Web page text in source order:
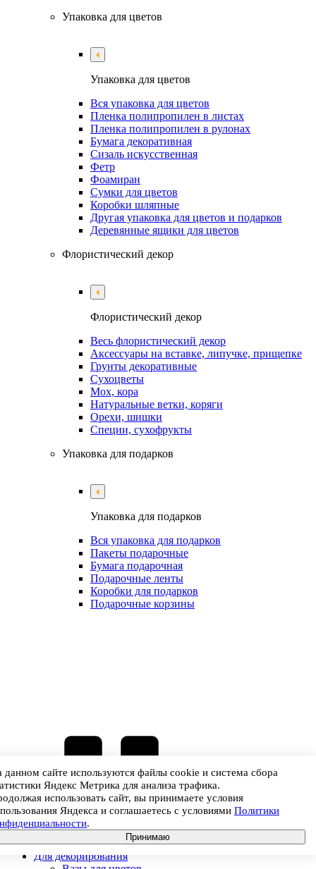
Упаковка для цветов
Упаковка для цветов
Вся упаковка для цветов
Пленка полипропилен в листах
Пленка полипропилен в рулонах
Бумага декоративная
Сизаль искусственная
Фетр
Фоамиран
Сумки для цветов
Коробки шляпные
Другая упаковка для цветов и подарков
Деревянные ящики для цветов
Флористический декор
Флористический декор
Весь флористический декор
Аксессуары на вставке, липучке, прищепке
Грунты декоративные
Сухоцветы
Мох, кора
Натуральные ветки, коряги
Орехи, шишки
Специи, сухофрукты
Упаковка для подарков
Упаковка для подарков
Вся упаковка для подарков
Пакеты подарочные
Бумага подарочная
Подарочные ленты
Коробки для подарков
Подарочные корзины
Каталог
Для декорирования
данном сайте используются файлы cookie и система сбора
Яндекс Метрика для анализа трафика.
использовать сайт, вы принимаете условия
Яндекса и соглашаетесь с условиями Политики
.
Принимаю